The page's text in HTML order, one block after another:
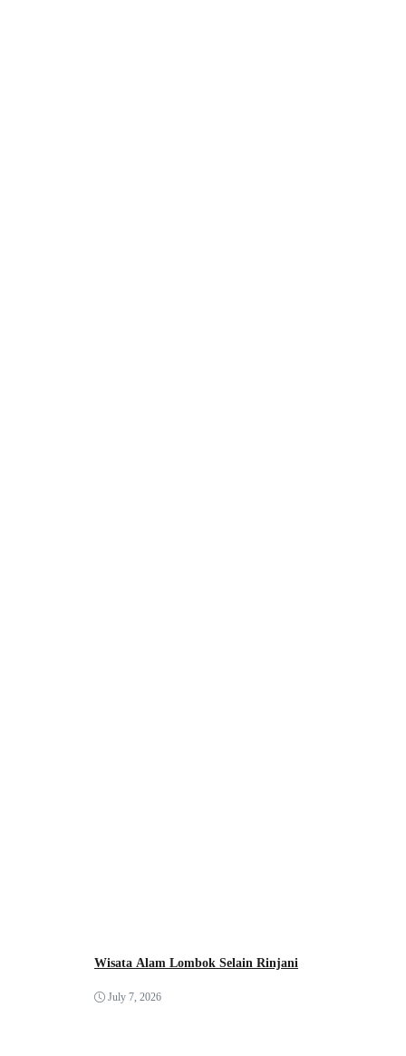
Wisata Alam Lombok Selain Rinjani
July 7, 2026